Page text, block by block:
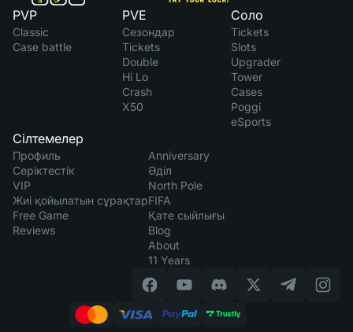
PVP
Classic
Case battle
PVE
Сезондар
Tickets
Double
Hi Lo
Crash
X50
Соло
Tickets
Slots
Upgrader
Tower
Cases
Poggi
eSports
Сілтемелер
Профиль
Серіктестік
VIP
Жиі қойылатын сұрақтар
Free Game
Reviews
Anniversary
Әділ
North Pole
FIFA
Қате сыйлығы
Blog
About
11 Years